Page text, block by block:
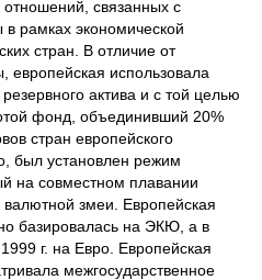
отношений, связанных с
рамках экономической
стран. В отличие от
европейская использовала
актива и с той целью
фонд, объединивший 20%
стран европейского
был установлен режим
на совместном плавании
змеи. Европейская
базировалась на ЭКЮ, а в
г. на Евро. Европейская
межгосударственное